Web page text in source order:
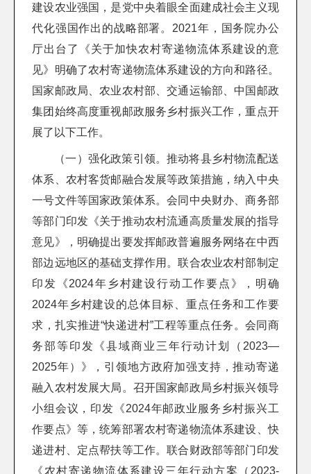
建设农业强国，是党中央着眼全面建成社会主义现
代化强国作出的战略部署。2021年，国务院办公
厅出台了《关于加快农村寄递物流体系建设的意
见》明确了农村寄递物流体系建设的方向和路径。
国家邮政局、农业农村部、交通运输部、中国邮政
集团始终高度重视邮政服务乡村振兴工作，重点开
展了以下工作。
（一）强化政策引领。推动将县乡村物流配送
体系、农村客货邮融合发展等政策措施，纳入中央
一号文件等国家政策体系。会同中央财办、商务部
等部门印发《关于推动农村流通高质量发展的指导
意见》，明确提出要发挥邮政普遍服务网络在中西
部边远地区的基础支撑作用。联合农业农村部制定
印发《2024年乡村建设行动工作要点》，明确
2024年乡村建设的总体目标、重点任务和工作要
求，扎实推进“快递进村”工程等重点任务。会同商
务部等印发《县域商业三年行动计划（2023—
2025年）》，引领地方政府加强支持，推动寄递
融入农村发展大局。召开国家邮政局乡村振兴领导
小组会议，印发《2024年邮政业服务乡村振兴工
作要点》等，统筹部署农村寄递物流体系建设、快
递进村、定点帮扶等工作。联合财政部等部门印发
《农村寄递物流体系建设三年行动方案（2023-